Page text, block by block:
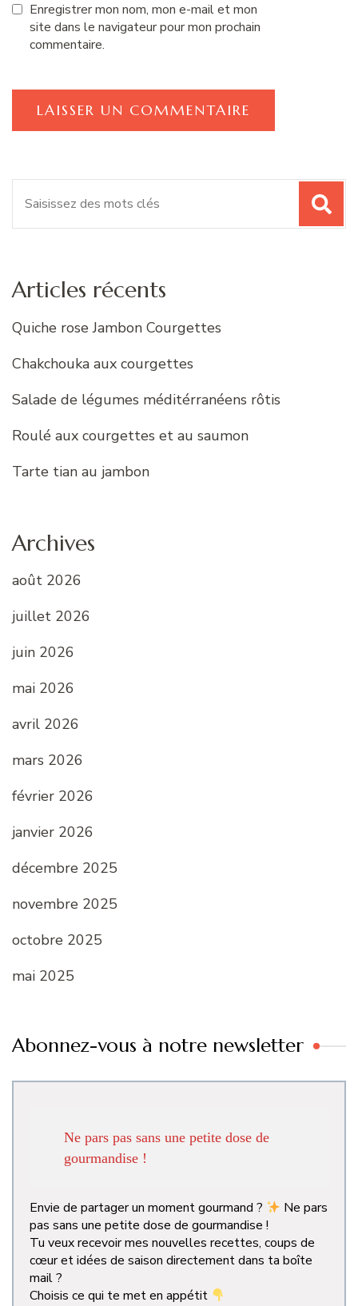
Enregistrer mon nom, mon e-mail et mon
site dans le navigateur pour mon prochain
commentaire.
Articles récents
Quiche rose Jambon Courgettes
Chakchouka aux courgettes
Salade de légumes méditérranéens rôtis
Roulé aux courgettes et au saumon
Tarte tian au jambon
Archives
août 2026
juillet 2026
juin 2026
mai 2026
avril 2026
mars 2026
février 2026
janvier 2026
décembre 2025
novembre 2025
octobre 2025
mai 2025
Abonnez-vous à notre newsletter
Ne pars pas sans une petite dose de
gourmandise !
Envie de partager un moment gourmand ?
Ne pars
pas sans une petite dose de gourmandise !
Tu veux recevoir mes nouvelles recettes, coups de
cœur et idées de saison directement dans ta boîte
mail ?
Choisis ce qui te met en appétit